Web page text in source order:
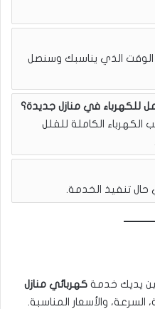
الذي يناسبك وسنصل
في منازل جديدة؟
الكاملة للفلل
تنفيذ الخدمة.
يديك خدمة كهربائي منازل
والأسعار المناسبة.